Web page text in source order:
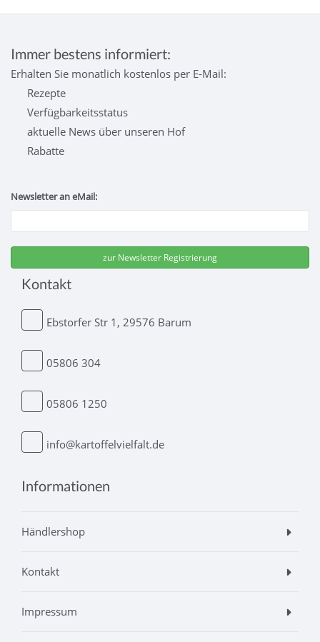
Immer bestens informiert:
Erhalten Sie monatlich kostenlos per E-Mail:
Rezepte
Verfügbarkeitsstatus
aktuelle News über unseren Hof
Rabatte
Newsletter an eMail:
Kontakt
Ebstorfer Str 1, 29576 Barum
05806 304
05806 1250
info@kartoffelvielfalt.de
Informationen
Händlershop
Kontakt
Impressum